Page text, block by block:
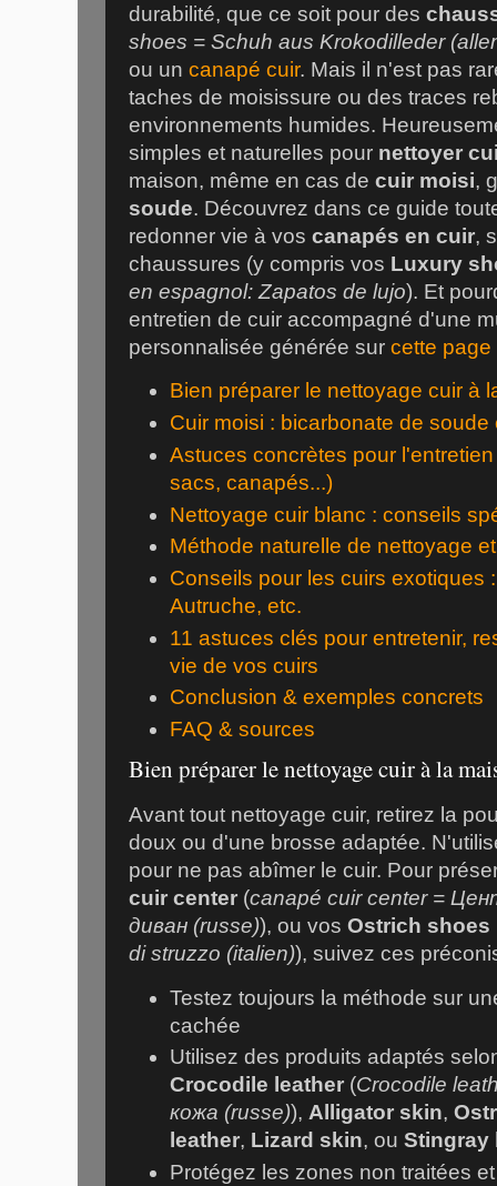
durabilité, que ce soit pour des
shoes = Schuh aus Krokodilleder
ou un canapé cuir. Mais il n'est pas
taches de moisissure ou des traces
environnements humides.
simples et naturelles pour nettoyer
maison, même en cas de cuir moisi,
soude. Découvrez dans ce guide
redonner vie à vos canapés en cuir,
chaussures (y compris vos Luxury
en espagnol: Zapatos de lujo). Et
entretien de cuir accompagné d'une
personnalisée générée sur cette page
Bien préparer le nettoyage cuir à
Cuir moisi : bicarbonate de
Astuces concrètes pour
sacs, canapés...)
Nettoyage cuir blanc : conseils
Méthode naturelle de nettoyage
Conseils pour les cuirs exotiques
Autruche, etc.
11 astuces clés pour entretenir,
vie de vos cuirs
Conclusion & exemples concrets
FAQ & sources
Bien préparer le nettoyage cuir à la
Avant tout nettoyage cuir, retirez la
doux ou d'une brosse adaptée.
pour ne pas abîmer le cuir. Pour
cuir center (canapé cuir center =
диван (russe)), ou vos Ostrich shoes
di struzzo (italien)), suivez ces
Testez toujours la méthode sur
cachée
Utilisez des produits adaptés
Crocodile leather (Crocodile
кожа (russe)),Alligator skin,
leather, Lizard skin, ouStingray
Protégez les zones non traitées